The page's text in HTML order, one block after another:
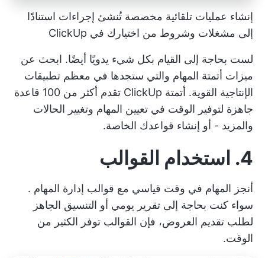
إنشاء عمليات تلقائية مخصصة تُنشئ إجراءات استنادًا
إلى مشغلات وشروط من اختيارك في ClickUp
لست بحاجة إلى القيام بكل شيء يدويًا أيضًا. ابحث عن
ميزات أتمتة المهام والتي ستجدها في معظم تطبيقات
الإنتاجية القوية. أتمتة ClickUp
تقدم أكثر من 100 قاعدة
جاهزة لتوفير الوقت في تعيين المهام وتغيير الحالات
والمزيد - أو إنشاء قواعدك الخاصة.
4. استخدام القوالب
أنجز المهام في وقت قياسي مع قوالب إدارة المهام .
سواء كنت بحاجة إلى تقرير يومي أو التنسيق الجاهز
لطلب تقديم العروض، فإن القوالب توفر الكثير من
الوقت.